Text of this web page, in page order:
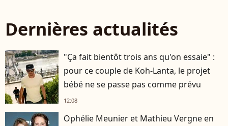
Dernières actualités
"Ça fait bientôt trois ans qu'on essaie" :
pour ce couple de Koh-Lanta, le projet
bébé ne se passe pas comme prévu
12:08
Ophélie Meunier et Mathieu Vergne en